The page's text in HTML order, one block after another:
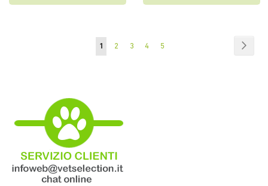
Pagina
Attualmente
pagina
1 Pagina
2 Pagina
3 Pagina
4 Pagina
5